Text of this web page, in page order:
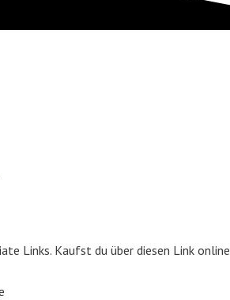
Links. Kaufst du über diesen Link